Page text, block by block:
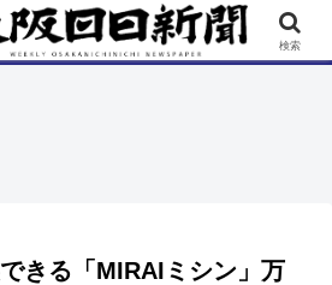
ス 連載 街ネタ イベント
きる「MIRAIミシン」万
検索